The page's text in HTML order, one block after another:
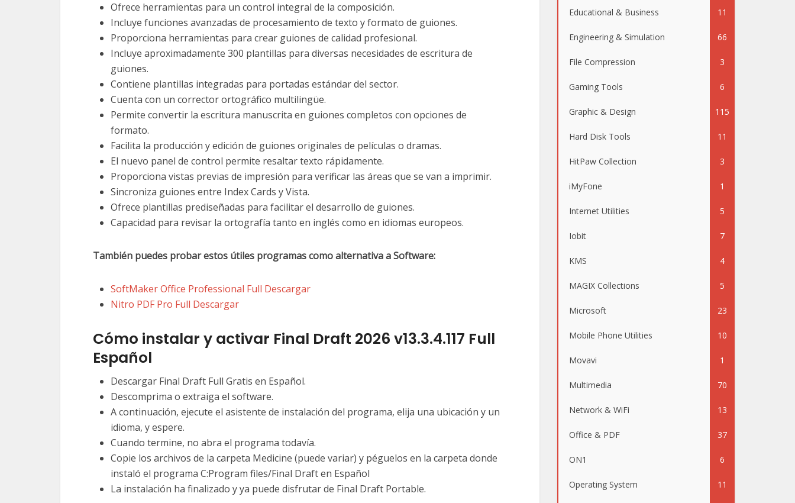
Ofrece herramientas para un control integral de la composición.
Incluye funciones avanzadas de procesamiento de texto y formato de guiones.
Proporciona herramientas para crear guiones de calidad profesional.
Incluye aproximadamente 300 plantillas para diversas necesidades de escritura de
guiones.
Contiene plantillas integradas para portadas estándar del sector.
Cuenta con un corrector ortográfico multilingüe.
Permite convertir la escritura manuscrita en guiones completos con opciones de
formato.
Facilita la producción y edición de guiones originales de películas o dramas.
El nuevo panel de control permite resaltar texto rápidamente.
Proporciona vistas previas de impresión para verificar las áreas que se van a imprimir.
Sincroniza guiones entre Index Cards y Vista.
Ofrece plantillas prediseñadas para facilitar el desarrollo de guiones.
Capacidad para revisar la ortografía tanto en inglés como en idiomas europeos.
También puedes probar estos útiles programas como alternativa a Software:
SoftMaker Office Professional Full Descargar
Nitro PDF Pro Full Descargar
Cómo instalar y activar Final Draft 2026 v13.3.4.117 Full
Español
Descargar Final Draft Full Gratis en Español.
Descomprima o extraiga el software.
A continuación, ejecute el asistente de instalación del programa, elija una ubicación y un
idioma, y espere.
Cuando termine, no abra el programa todavía.
Copie los archivos de la carpeta Medicine (puede variar) y péguelos en la carpeta donde
instaló el programa C:Program files/Final Draft en Español
La instalación ha finalizado y ya puede disfrutar de Final Draft Portable.
Educational & Business 11
Engineering & Simulation 66
File Compression 3
Gaming Tools 6
Graphic & Design 115
Hard Disk Tools 11
HitPaw Collection 3
iMyFone 1
Internet Utilities 5
Iobit 7
KMS 4
MAGIX Collections 5
Microsoft 23
Mobile Phone Utilities 10
Movavi 1
Multimedia 70
Network & WiFi 13
Office & PDF 37
ON1 6
Operating System 11